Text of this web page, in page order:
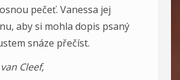
pečeť. Vanessa jej
aby si mohla dopis psaný
snáze přečíst.
Cleef,